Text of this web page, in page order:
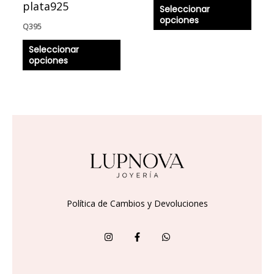
plata925
Q395
Seleccionar
opciones
Seleccionar
opciones
de
Política de Cambios y Devoluciones